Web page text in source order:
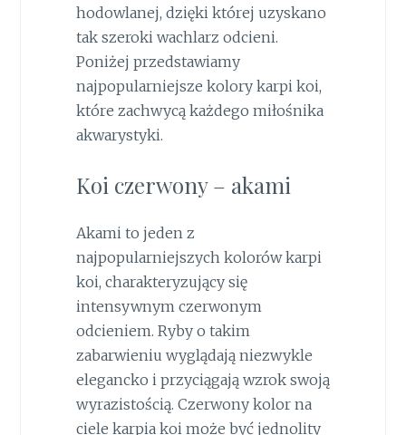
hodowlanej, dzięki której uzyskano
tak szeroki wachlarz odcieni.
Poniżej przedstawiamy
najpopularniejsze kolory karpi koi,
które zachwycą każdego miłośnika
akwarystyki.
Koi czerwony – akami
Akami to jeden z
najpopularniejszych kolorów karpi
koi, charakteryzujący się
intensywnym czerwonym
odcieniem. Ryby o takim
zabarwieniu wyglądają niezwykle
elegancko i przyciągają wzrok swoją
wyrazistością. Czerwony kolor na
ciele karpia koi może być jednolity